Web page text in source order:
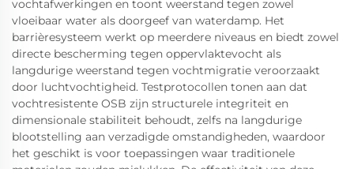
vochtafwerkingen en toont weerstand tegen zowel
vloeibaar water als doorgeef van waterdamp. Het
barrièresysteem werkt op meerdere niveaus en biedt zowel
directe bescherming tegen oppervlaktevocht als
langdurige weerstand tegen vochtmigratie veroorzaakt
door luchtvochtigheid. Testprotocollen tonen aan dat
vochtresistente OSB zijn structurele integriteit en
dimensionale stabiliteit behoudt, zelfs na langdurige
blootstelling aan verzadigde omstandigheden, waardoor
het geschikt is voor toepassingen waar traditionele